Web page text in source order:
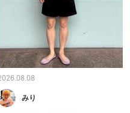
みり